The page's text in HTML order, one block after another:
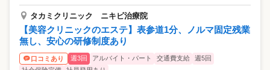
タカミクリニック ニキビ治療院
【美容クリニックのエステ】表参道1分、ノルマ固定残業
無し、安心の研修制度あり
口コミあり 週3回 アルバイト・パート 交通費支給
週5回